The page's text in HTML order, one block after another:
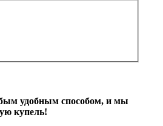
удобным способом, и мы
купель!